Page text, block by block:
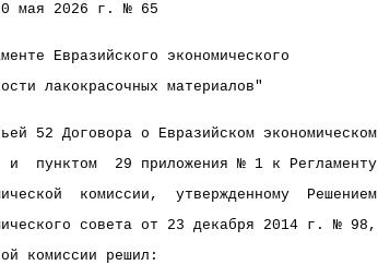
2026 г. № 65
Евразийского экономического
лакокрасочных материалов"
52 Договора о Евразийском экономическом
пунктом  29 приложения № 1 к Регламенту
комиссии,  утвержденному  Решением
совета от 23 декабря 2014 г. № 98,
комиссии решил: